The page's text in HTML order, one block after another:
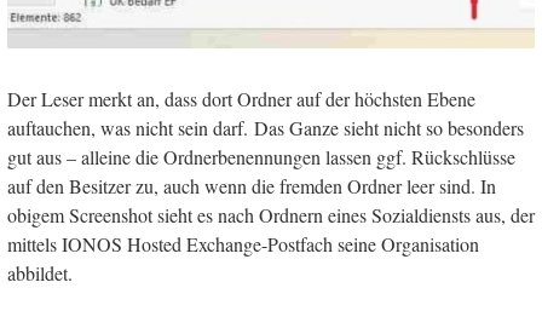
Der Leser merkt an, dass dort Ordner auf der höchsten Ebene
auftauchen, was nicht sein darf. Das Ganze sieht nicht so besonders
gut aus – alleine die Ordnerbenennungen lassen ggf. Rückschlüsse
auf den Besitzer zu, auch wenn die fremden Ordner leer sind. In
obigem Screenshot sieht es nach Ordnern eines Sozialdiensts aus, der
mittels IONOS Hosted Exchange-Postfach seine Organisation
abbildet.